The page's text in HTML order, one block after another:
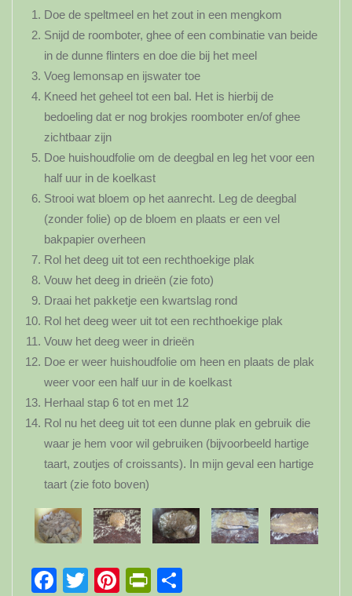
Doe de speltmeel en het zout in een mengkom
Snijd de roomboter, ghee of een combinatie van beide
in de dunne flinters en doe die bij het meel
Voeg lemonsap en ijswater toe
Kneed het geheel tot een bal. Het is hierbij de
bedoeling dat er nog brokjes roomboter en/of ghee
zichtbaar zijn
Doe huishoudfolie om de deegbal en leg het voor een
half uur in de koelkast
Strooi wat bloem op het aanrecht. Leg de deegbal
(zonder folie) op de bloem en plaats er een vel
bakpapier overheen
Rol het deeg uit tot een rechthoekige plak
Vouw het deeg in drieën (zie foto)
Draai het pakketje een kwartslag rond
Rol het deeg weer uit tot een rechthoekige plak
Vouw het deeg weer in drieën
Doe er weer huishoudfolie om heen en plaats de plak
weer voor een half uur in de koelkast
Herhaal stap 6 tot en met 12
Rol nu het deeg uit tot een dunne plak en gebruik die
waar je hem voor wil gebruiken (bijvoorbeeld hartige
taart, zoutjes of croissants). In mijn geval een hartige
taart (zie foto boven)
Facebook
TwitterPinterest
PrintFriendly